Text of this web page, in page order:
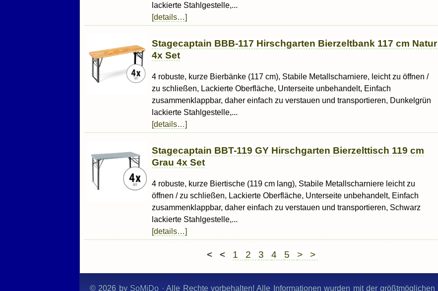
lackierte Stahlgestelle,...
[details…]
Stagecaptain BBB-117 Hirschgarten Bierzeltbank 117 cm Natur
4x Set
4 robuste, kurze Bierbänke (117 cm), Stabile Metallscharniere, leicht zu öffnen /
zu schließen, Lackierte Oberfläche, Unterseite unbehandelt, Einfach
zusammenklappbar, daher einfach zu verstauen und transportieren, Dunkelgrün
lackierte Stahlgestelle,...
[details…]
Stagecaptain BBT-119 GY Hirschgarten Bierzelttisch 119 cm
Grau 4x Set
4 robuste, kurze Biertische (119 cm lang), Stabile Metallscharniere leicht zu
öffnen / zu schließen, Lackierte Oberfläche, Unterseite unbehandelt, Einfach
zusammenklappbar, daher einfach zu verstauen und transportieren, Schwarz
lackierte Stahlgestelle,...
[details…]
< < 1 2 3 4 5 > >
© 2026 by SoMiDo · Alle Rechte vorbehalten! Alle Informationen wurden mit der